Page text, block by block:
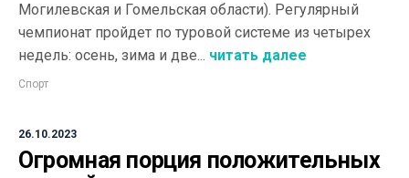
Могилевская и Гомельская области). Регулярный
чемпионат пройдет по туровой системе из четырех
недель: осень, зима и две... читать далее
Спорт
26.10.2023
Огромная порция положительных